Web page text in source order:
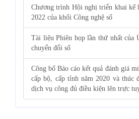
Chương trình Hội nghị triển khai kế
2022 của khối Công nghệ số
Tài liệu Phiên họp lần thứ nhất của
chuyển đổi số
Công bố Báo cáo kết quả đánh giá
cấp bộ, cấp tỉnh năm 2020 và thúc
dịch vụ công đủ điều kiện lên trực